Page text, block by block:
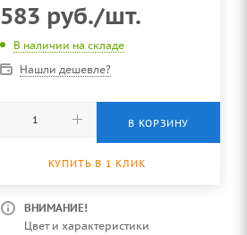
583 руб./шт.
В наличии на складе
Нашли дешевле?
В КОРЗИНУ
КУПИТЬ В 1 КЛИК
ВНИМАНИЕ!
Цвет и характеристики